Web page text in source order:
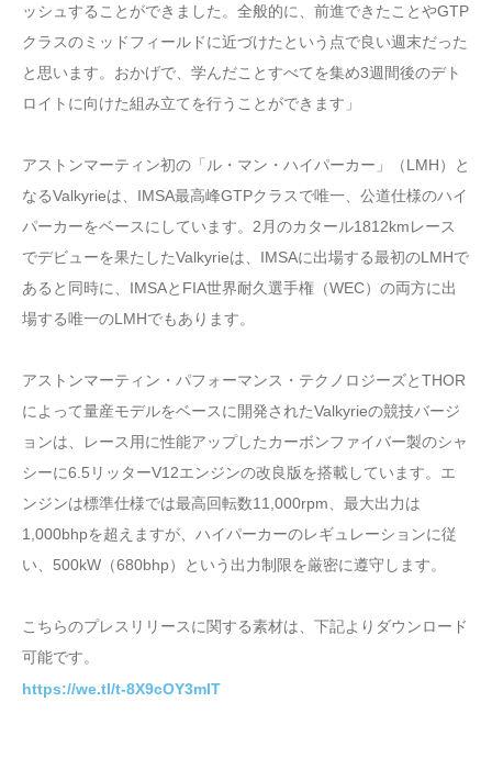
ッシュすることができました。全般的に、前進できたことやGTP
クラスのミッドフィールドに近づけたという点で良い週末だった
と思います。おかげで、学んだことすべてを集め3週間後のデト
ロイトに向けた組み立てを行うことができます」
アストンマーティン初の「ル・マン・ハイパーカー」（LMH）と
なるValkyrieは、IMSA最高峰GTPクラスで唯一、公道仕様のハイ
パーカーをベースにしています。2月のカタール1812kmレース
でデビューを果たしたValkyrieは、IMSAに出場する最初のLMHで
あると同時に、IMSAとFIA世界耐久選手権（WEC）の両方に出
場する唯一のLMHでもあります。
アストンマーティン・パフォーマンス・テクノロジーズとTHOR
によって量産モデルをベースに開発されたValkyrieの競技バージ
ョンは、レース用に性能アップしたカーボンファイバー製のシャ
シーに6.5リッターV12エンジンの改良版を搭載しています。エ
ンジンは標準仕様では最高回転数11,000rpm、最大出力は
1,000bhpを超えますが、ハイパーカーのレギュレーションに従
い、500kW（680bhp）という出力制限を厳密に遵守します。
こちらのプレスリリースに関する素材は、下記よりダウンロード
可能です。
https://we.tl/t-8X9cOY3mIT